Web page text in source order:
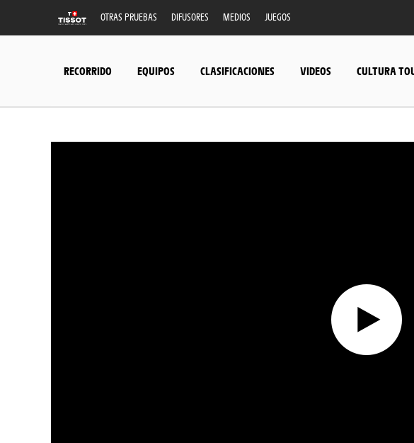
OTRAS PRUEBAS DIFUSORES MEDIOS JUEGOS
RECORRIDO EQUIPOS CLASIFICACIONES VIDEOS CULTURA